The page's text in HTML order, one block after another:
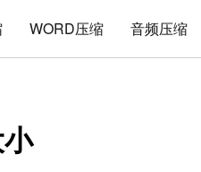
WORD压缩 音频压缩